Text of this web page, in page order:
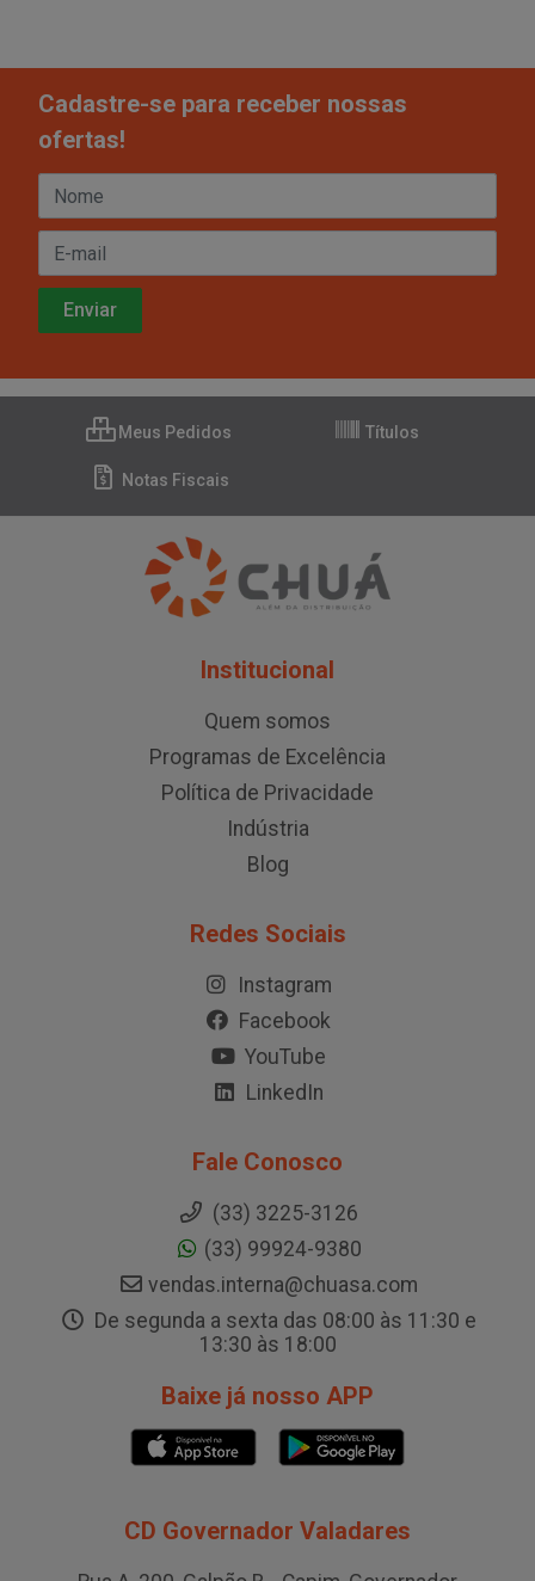
Cadastre-se para receber nossas
ofertas!
Meus Pedidos Títulos
Notas Fiscais
Institucional
Quem somos
Programas de Excelência
Política de Privacidade
Indústria
Blog
Redes Sociais
Instagram
Facebook
YouTube
LinkedIn
Fale Conosco
(33) 3225-3126
(33) 99924-9380
vendas.interna@chuasa.com
De segunda a sexta das 08:00 às 11:30 e
13:30 às 18:00
Baixe já nosso APP
CD Governador Valadares